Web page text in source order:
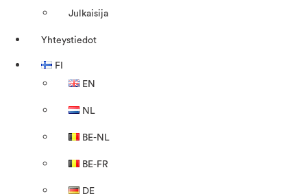
Julkaisija
Yhteystiedot
FI
EN
NL
BE-NL
BE-FR
DE